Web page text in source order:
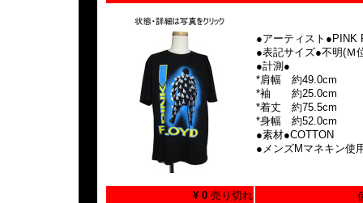
●アーティスト●PINK
●表記サイズ●不明(Ｍ
●計測●
*肩幅 約49.0cm
*袖 約25.0cm
*着丈 約75.5cm
*身幅 約52.0cm
●素材●COTTON
●メンズMマネキン使
¥ 0 売り切れ